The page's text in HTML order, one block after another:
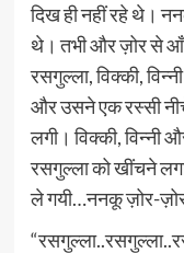
दिख ही नहीं रहे थे।
थे। तभी और ज़ोर से
रसगुल्ला, विक्की,
और उसने एक रस्सी
लगी। विक्की,
रसगुल्ला को खींचने
ले गयी…ननकू ज़ोर-